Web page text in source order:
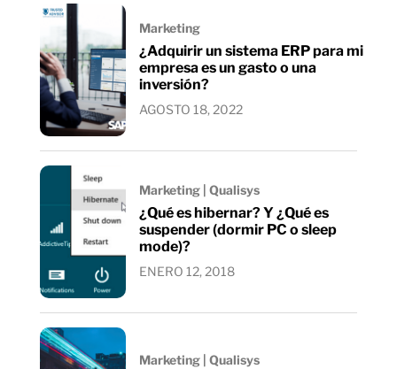
Marketing
¿Adquirir un sistema ERP para mi
empresa es un gasto o una
inversión?
AGOSTO 18, 2022
Marketing | Qualisys
¿Qué es hibernar? Y ¿Qué es
suspender (dormir PC o sleep
mode)?
ENERO 12, 2018
Marketing | Qualisys